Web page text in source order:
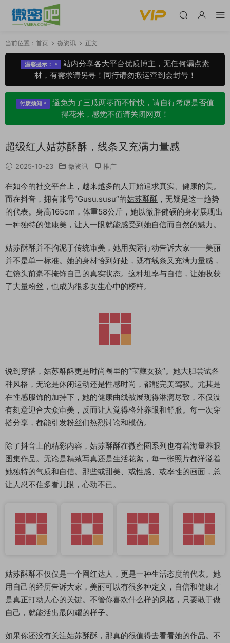
当前位置： 首页 微资讯 正文
温馨提示：
站内分享各大平台优质博主，无任何漏点素
材，有需求请另寻！同行请勿搬运查到会封号！
付废须知
避免为了三瓜两枣而不愉快，请自行考虑是否值
得花米，感觉不值请关闭网页！
超级红人姑苏酥酥，线条又充满力量感
2025-10-23 微资讯 推广
在如今的社交平台上，越来越多的人开始追求真实、健康的美。
而在抖音，拥有账号“Gusu.susu”的姑苏酥酥 ，无疑是这一趋势
的代表。身高165cm，体重58公斤，她以微胖健硕的身材展现出
一种独特的健康美，让人一眼就能感受到她自信而自然的魅力。
姑苏酥酥并不拘泥于传统审美，她用实际行动告诉大家——美丽
并不是单一标准。她的身材恰到好处，既有线条又充满力量感，
在镜头前毫不掩饰自己的真实状态。这种坦率与自信，让她收获
了大量粉丝，也成为很多女生心中的榜样。
说到穿搭，姑苏酥酥更是时尚圈里的“宝藏女孩”。她大胆尝试各
种风格，无论是休闲运动还是性感时尚，都能完美驾驭。尤其是
在性感服饰的加持下，她的健康曲线被展现得淋漓尽致，不仅没
有刻意迎合大众审美，反而让人觉得格外养眼和舒服。每一次穿
搭分享，都能引发粉丝们热烈讨论和模仿。
除了抖音上的精彩内容，姑苏酥酥在微密圈系列也有着海量养眼
图集作品。无论是精致写真还是生活花絮，每一张照片都洋溢着
她独特的气质和自信。那些或甜美、或性感、或率性的画面，总
让人忍不住多看几眼，心动不已。
姑苏酥酥不仅仅是一个网红达人，更是一种生活态度的代表。她
用自己的经历告诉大家，美丽可以有很多种定义，自信和健康才
是真正打动人心的关键。不管你喜欢什么样的风格，只要敢于做
自己，就能活出最闪耀的样子。
如果你还没有关注姑苏酥酥，那真的很值得去看看她的作品。不